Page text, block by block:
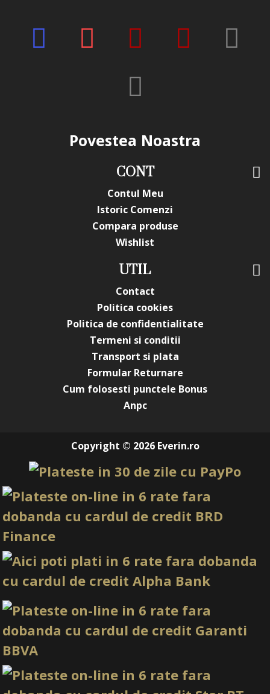
Povestea Noastra
CONT
Contul Meu
Istoric Comenzi
Compara produse
Wishlist
UTIL
Contact
Politica cookies
Politica de confidentialitate
Termeni si conditii
Transport si plata
Formular Returnare
Cum folosesti punctele Bonus
Anpc
Copyright © 2026 Everin.ro